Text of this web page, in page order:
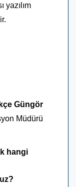
yazılım
Güngör
Müdürü
hangi